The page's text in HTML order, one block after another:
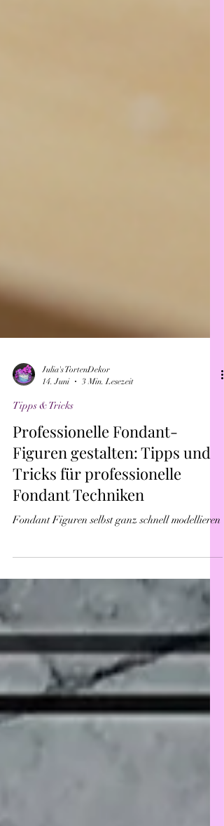
Julia's TortenDekor
14. Juni
Tipps & Tricks
Professionelle Fondant-
Figuren gestalten: Tipps und
Tricks für professionelle
Fondant Techniken